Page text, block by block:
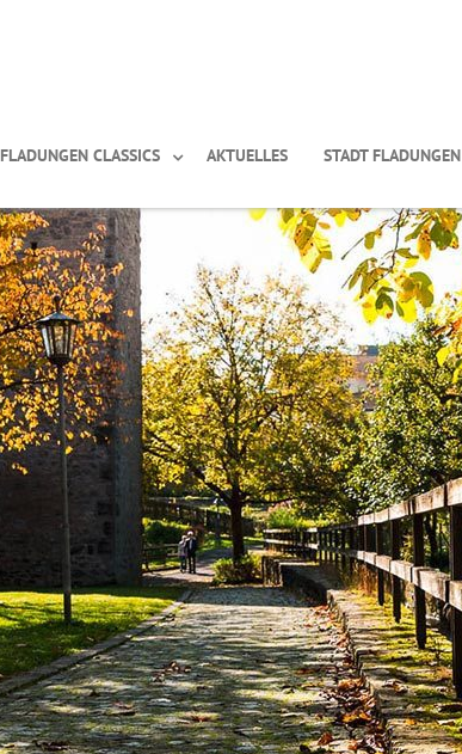
FLADUNGEN CLASSICS AKTUELLES STADT FLADUNGEN